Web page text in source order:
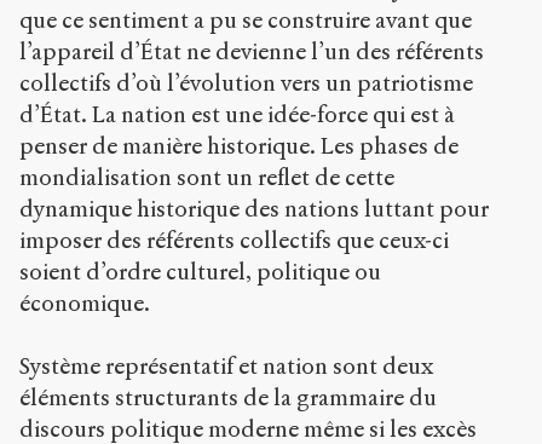
que ce sentiment a pu se construire avant que
l’appareil d’État ne devienne l’un des référents
collectifs d’où l’évolution vers un patriotisme
d’État. La nation est une idée-force qui est à
penser de manière historique. Les phases de
mondialisation sont un reflet de cette
dynamique historique des nations luttant pour
imposer des référents collectifs que ceux-ci
soient d’ordre culturel, politique ou
économique.
Système représentatif et nation sont deux
éléments structurants de la grammaire du
discours politique moderne même si les excès